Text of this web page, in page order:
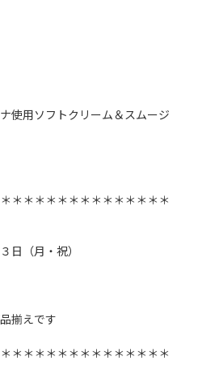
使用ソフトクリーム＆スムージ
＊＊＊＊＊＊＊＊＊＊＊＊＊＊
日（月・祝）
揃えです
＊＊＊＊＊＊＊＊＊＊＊＊＊＊